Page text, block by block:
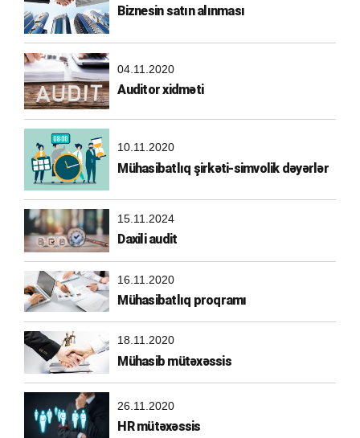
Biznesin satın alınması
04.11.2020
Auditor xidməti
10.11.2020
Mühasibatlıq şirkəti-simvolik dəyərlər
15.11.2024
Daxili audit
16.11.2020
Mühasibatlıq proqramı
18.11.2020
Mühasib mütəxəssis
26.11.2020
HR mütəxəssis